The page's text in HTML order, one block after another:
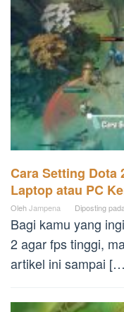
Cara Setting Dota
Laptop atau PC
OlehJampena Diposting
Bagi kamu yang
2 agar fps tinggi,
artikel ini sampai